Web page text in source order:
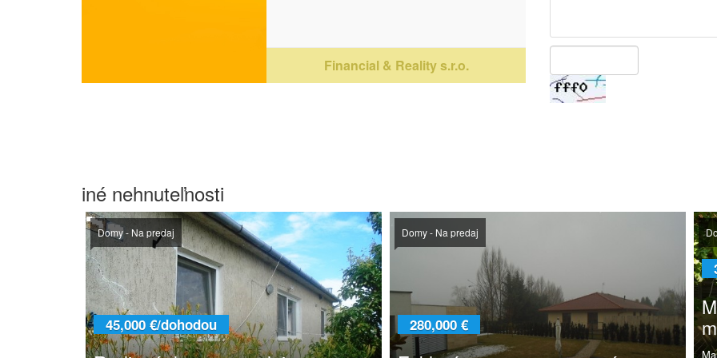
Financial & Reality s.r.o.
iné nehnuteľnosti
Domy - Na predaj
45,000 €/dohodou
Domy - Na predaj
280,000 €